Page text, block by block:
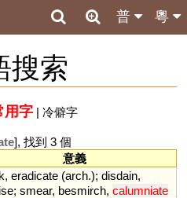
粵
普
搜索
用字| 冷僻字
], 找到 3 個
意義
, eradicate (arch.); disdain,
; smear, besmirch, calumniate